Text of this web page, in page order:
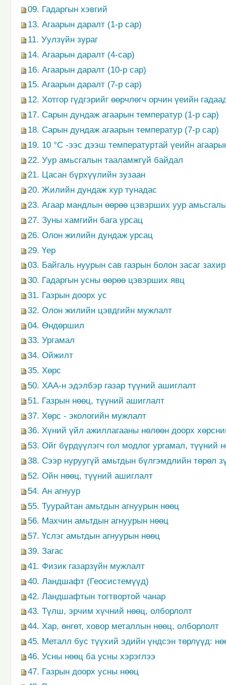
09. Гадаргын хэвгий
13. Агаарын даралт (1-р сар)
11. Уулзүйн зураг
14. Агаарын даралт (4-сар)
16. Агаарын даралт (10-р сар)
15. Агаарын даралт (7-р сар)
12. Хотгор гүдгэрийг өөрчлөгч орчин үеийн
17. Сарын дундаж агаарын температур (1-р сар)
18. Сарын дундаж агаарын температур (7-р сар)
19. 10 °С -ээс дээш температуртай үеийн
22. Уур амьсгалын тааламжгүй байдал
21. Цасан бүрхүүлийн зузаан
20. Жилийн дундаж хур тунадас
23. Агаар мандлын өөрөө цэвэрших уур
27. Зуны хамгийн бага урсац
26. Олон жилийн дундаж урсац
29. Үер
03. Байгаль нуурын сав газрын болон засаг
30. Гадаргын усны өөрөө цэвэрших явц
31. Газрын доорх ус
32. Олон жилийн цэвдгийн мужлалт
04. Өндөршил
33. Ургамал
34. Ойжилт
35. Хөрс
50. ХАА-н эдэлбэр газар түүний ашиглалт
51. Газрын нөөц, түүний ашиглалт
37. Хөрс - экологийн мужлалт
36. Хүний үйл ажиллагааны нөлөөн доорх
53. Ойг бүрдүүлэгч гол модлог ургамал, түүний
38. Сээр нуруугүй амьтдын бүлгэмдлийн төрөл
52. Ойн нөөц, түүний ашиглалт
54. Ан агнуур
55. Туурайтан амьтдын агнуурын нөөц
56. Махчин амьтдын агнуурын нөөц
57. Үслэг амьтдын агнуурын нөөц
39. Загас
41. Физик газарзүйн мужлалт
40. Ландшафт (Геосистемүүд)
42. Ландшафтын тогтвортой чанар
43. Түлш, эрчим хүчний нөөц, олборлолт
44. Хар, өнгөт, ховор металлын нөөц, олборлолт
45. Металл бус түүхий эдийн үндсэн төрлүүд:
46. Усны нөөц ба усны хэрэглээ
47. Газрын доорх усны нөөц